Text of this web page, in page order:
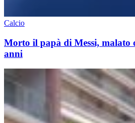
Calcio
Morto il papà di Messi, malato
anni